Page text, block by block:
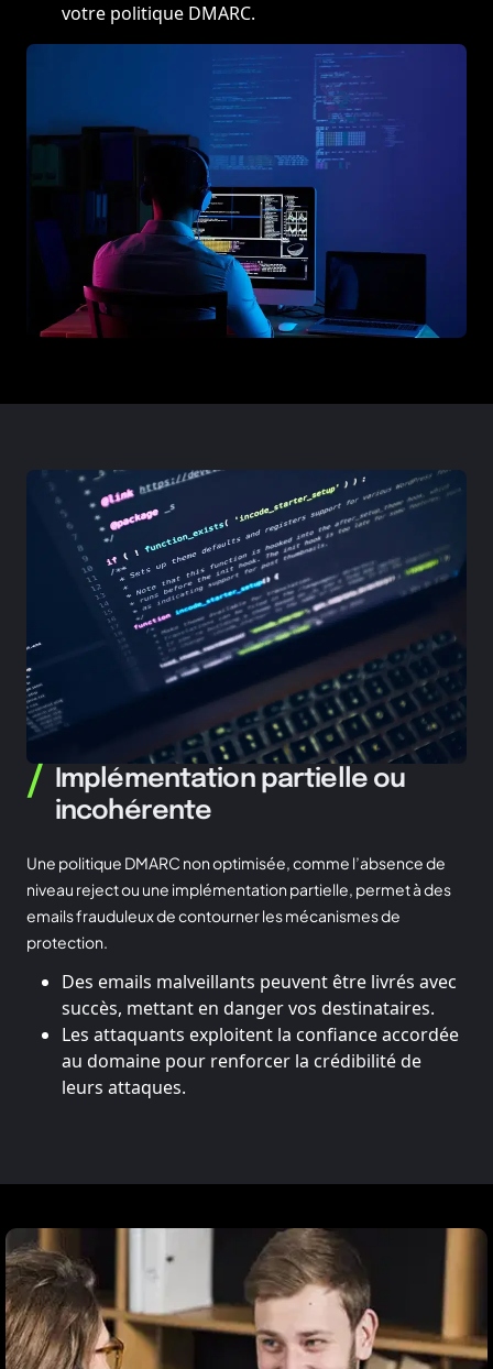
votre politique DMARC.
/
Implémentation partielle ou
incohérente
Une politique DMARC non optimisée, comme l’absence de
niveau reject ou une implémentation partielle, permet à des
emails frauduleux de contourner les mécanismes de
protection.
Des emails malveillants peuvent être livrés avec
succès, mettant en danger vos destinataires.
Les attaquants exploitent la confiance accordée
au domaine pour renforcer la crédibilité de
leurs attaques.